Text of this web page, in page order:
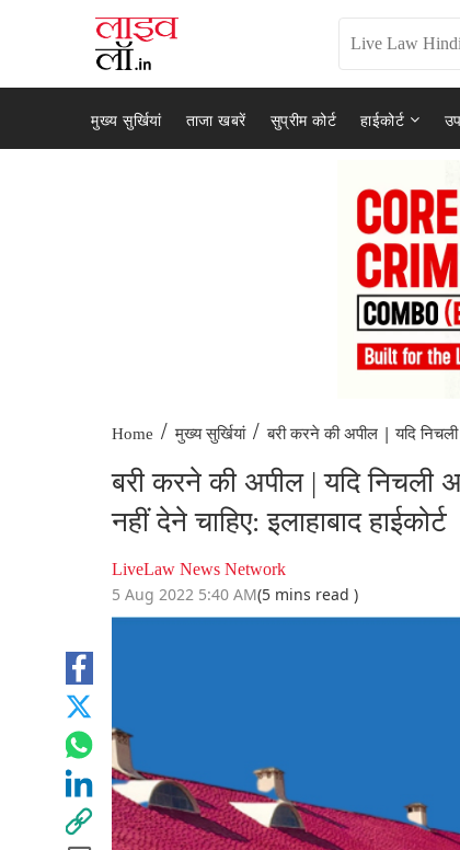
मुख्य सुर्खियां ताजा खबरें सुप्रीम कोर्ट हाईकोर्ट
Home / मुख्य सुर्खियां / बरी करने की अपील | यदि
बरी करने की अपील | यदि निचली
नहीं देने चाहिए: इलाहाबाद हाईकोर्ट
LiveLaw News Network
5 Aug 2022 5:40 AM(5 mins read )